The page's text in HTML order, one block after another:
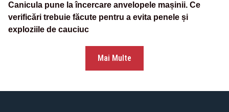
Canicula pune la încercare anvelopele mașinii. Ce
verificări trebuie făcute pentru a evita penele și
exploziile de cauciuc
Mai Multe